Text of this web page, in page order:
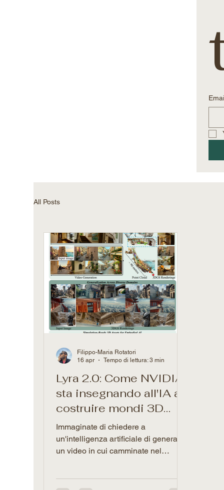
All Posts
Lyra 2.0: Come NVIDIA
sta insegnando all'IA a
costruire mondi 3D
infiniti e persistenti
Immaginate di chiedere a
un'intelligenza artificiale di generare
un video in cui camminate nel
Filippo-Maria Rotatori
16 apr
Tempo di lettura: 3 min